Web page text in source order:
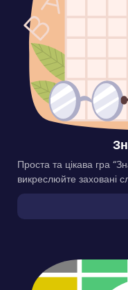
Проста та цікава гра
викреслюйте заховані